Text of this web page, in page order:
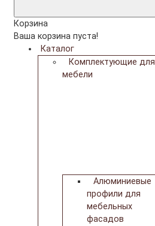
Корзина
Ваша корзина пуста!
Каталог
Комплектующие для
мебели
Алюминиевые
профили для
мебельных
фасадов